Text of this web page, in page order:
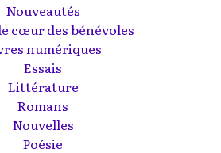
Nouveautés
cœur des bénévoles
numériques
Essais
Littérature
Romans
Nouvelles
Poésie